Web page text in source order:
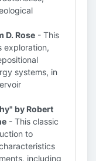
D. Rose - This
exploration,
systems, in
by Robert
- This classic
to
including